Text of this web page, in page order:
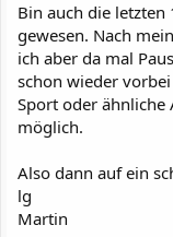
Bin auch die letzten
gewesen. Nach
ich aber da mal
schon wieder
Sport oder
möglich.
Also dann auf ein
lg
Martin